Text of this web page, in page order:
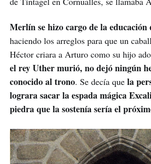
Merlín se hizo cargo de la educación
haciendo los arreglos para que un
Héctor criara a Arturo como su hijo
el rey Uther murió, no dejó ningún
conocido al trono. Se decía que la
lograra sacar la espada mágica
piedra que la sostenía sería el